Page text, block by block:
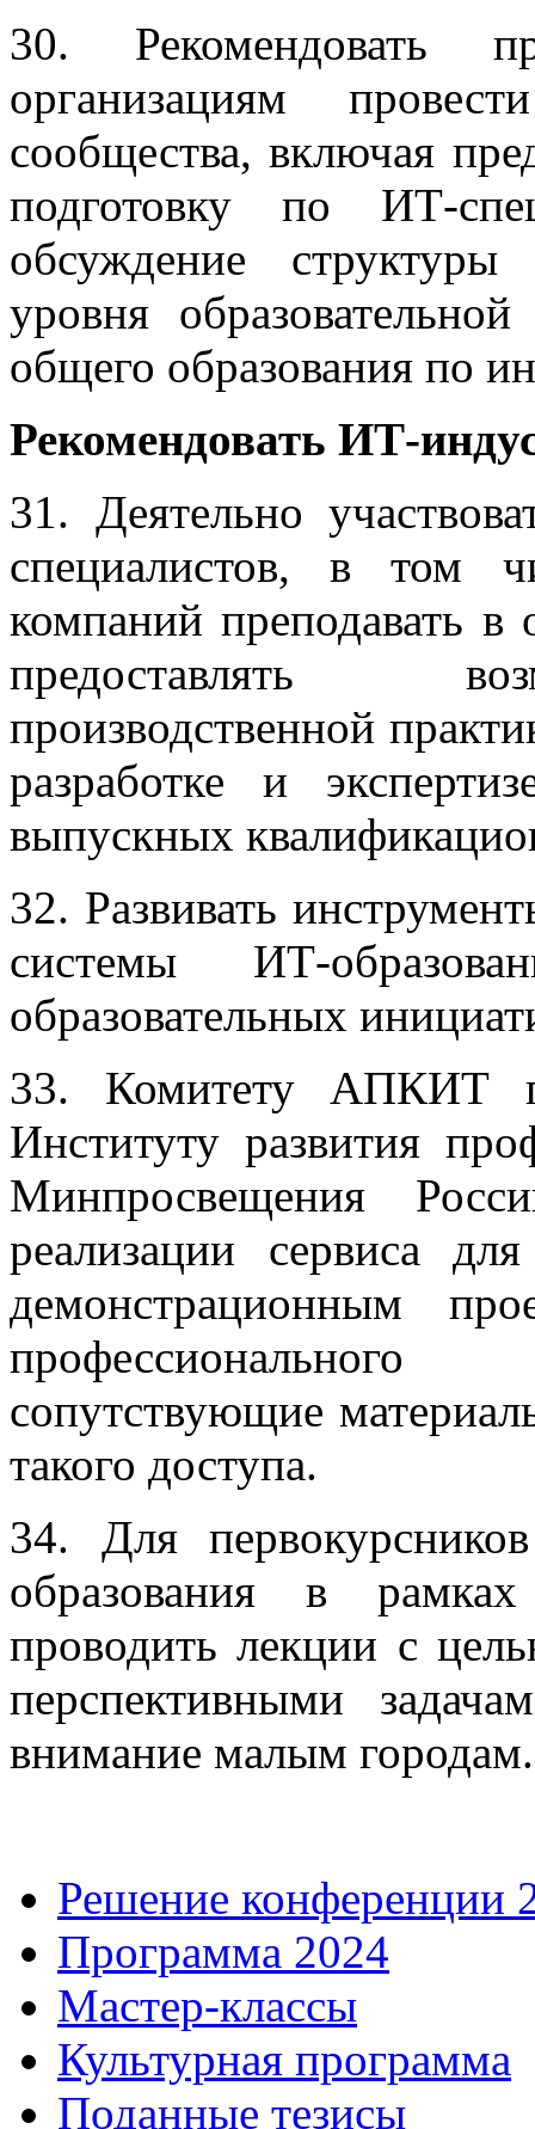
30. Рекомендовать
организациям
сообщества, включая
подготовку по ИТ-
обсуждение
уровня
общего образования по
Рекомендовать ИТ-
31. Деятельно
специалистов, в том
компаний преподавать в
предоставлять
производственной
разработке и
выпускных
32. Развивать
системы ИТ-
образовательных
33. Комитету АПКИТ
Институту развития
Минпросвещения
реализации сервиса
демонстрационным
сопутствующие
такого доступа.
34. Для
образования в
проводить лекции с
перспективными
внимание малым городам.
Решение конференции
Программа 2024
Мастер-классы
Культурная программа
Поданные тезисы